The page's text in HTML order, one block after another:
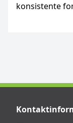
konsistente